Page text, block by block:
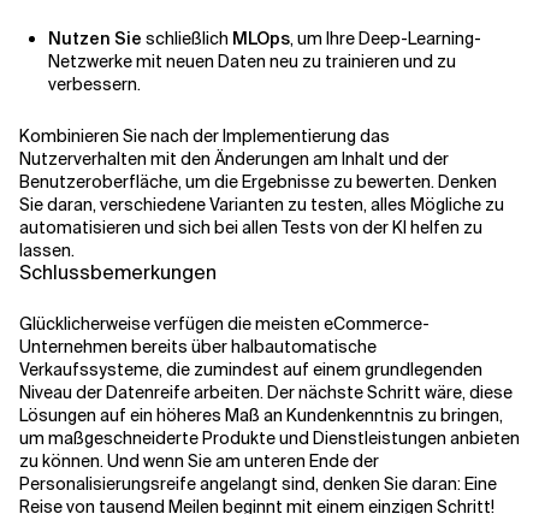
Nutzen Sie schließlich MLOps, um Ihre Deep-Learning-
Netzwerke mit neuen Daten neu zu trainieren und zu
verbessern.
Kombinieren Sie nach der Implementierung das
Nutzerverhalten mit den Änderungen am Inhalt und der
Benutzeroberfläche, um die Ergebnisse zu bewerten. Denken
Sie daran, verschiedene Varianten zu testen, alles Mögliche zu
automatisieren und sich bei allen Tests von der KI helfen zu
lassen.
Schlussbemerkungen
Glücklicherweise verfügen die meisten eCommerce-
Unternehmen bereits über halbautomatische
Verkaufssysteme, die zumindest auf einem grundlegenden
Niveau der Datenreife arbeiten. Der nächste Schritt wäre, diese
Lösungen auf ein höheres Maß an Kundenkenntnis zu bringen,
um maßgeschneiderte Produkte und Dienstleistungen anbieten
zu können. Und wenn Sie am unteren Ende der
Personalisierungsreife angelangt sind, denken Sie daran: Eine
Reise von tausend Meilen beginnt mit einem einzigen Schritt!